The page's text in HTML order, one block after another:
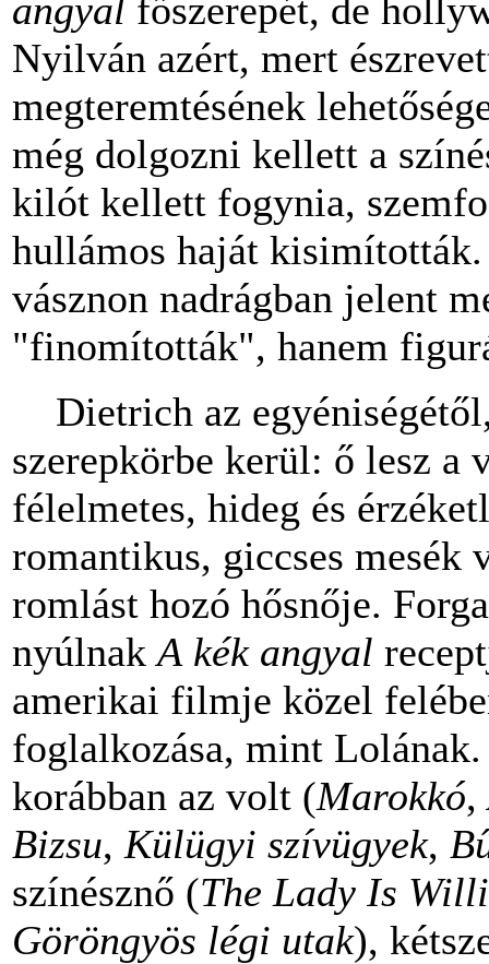
angyal főszerepét, de
Nyilván azért, mert
megteremtésének
még dolgozni kellett a
kilót kellett fogynia,
hullámos haját
vásznon nadrágban jelent
"finomították", hanem
Dietrich az
szerepkörbe kerül: ő lesz a
félelmetes, hideg és
romantikus, giccses mesék
romlást hozó hősnője.
nyúlnakA kék angyal
amerikai filmje közel
foglalkozása, mint
korábban az volt (Marokkó,
Bizsu, Külügyi szívügyek,
színésznő (The Lady Is
Göröngyös légi utak),